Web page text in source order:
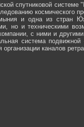
спутниковой
космического
и одна из стран
но и техническими
с ними и
система
каналов